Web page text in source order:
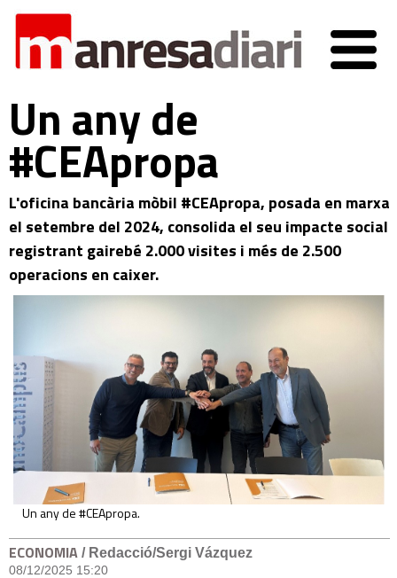
Un any de
#CEApropa
L'oficina bancària mòbil #CEApropa, posada en marxa
el setembre del 2024, consolida el seu impacte social
registrant gairebé 2.000 visites i més de 2.500
operacions en caixer.
Un any de #CEApropa.
ECONOMIA / Redacció/Sergi Vázquez
08/12/2025 15:20